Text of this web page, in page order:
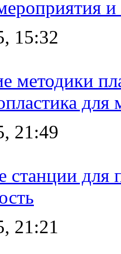
и
15:32
методики
для
21:49
станции для
21:21